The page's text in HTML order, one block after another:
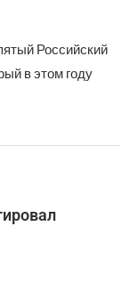
Российский
в этом году